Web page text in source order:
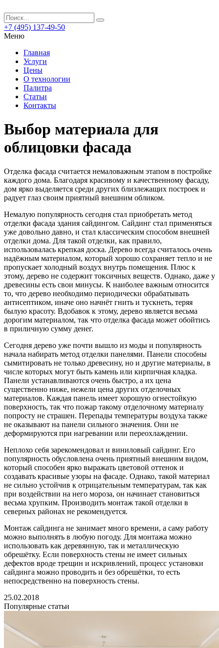
+7 (495) 137-49-50
Меню
Главная
Услуги
Цены
О технологии
Палитра
Статьи
Контакты
Выбор материала для
облицовки фасада
Отделка фасада считается немаловажным этапом в постройке
каждого дома. Благодаря красивому и качественному фасаду,
дом ярко выделяется среди других близлежащих построек и
радует глаз своим приятный внешним обликом.
Немалую популярность сегодня стал приобретать метод
отделки фасада здания сайдингом. Сайдинг стал применяться
уже довольно давно, и стал классическим способом внешней
отделки дома. Для такой отделки, как правило,
использовалась крепкая доска. Дерево всегда считалось очень
надёжным материалом, который хорошо сохраняет тепло и не
пропускает холодный воздух внутрь помещения. Плюс к
этому, дерево не содержит токсичных веществ. Однако, даже у
древесины есть свои минусы. К наиболее важным относится
то, что дерево необходимо периодически обрабатывать
антисептиком, иначе оно начнёт гнить и тускнеть, теряя
былую красоту. Вдобавок к этому, дерево является весьма
дорогим материалом, так что отделка фасада может обойтись
в приличную сумму денег.
Сегодня дерево уже почти вышло из моды и популярность
начала набирать метод отделки панелями. Панели способны
сымитировать не только древесину, но и другие материалы, в
числе которых могут быть камень или кирпичная кладка.
Панели устанавливаются очень быстро, а их цена
существенно ниже, нежели цена других отделочных
материалов. Каждая панель имеет хорошую огнестойкую
поверхность, так что пожар такому отделочному материалу
попросту не страшен. Перепады температуры воздуха также
не оказывают на панели сильного значения. Они не
деформируются при нагревании или переохлаждении.
Неплохо себя зарекомендовал и виниловый сайдинг. Его
популярность обусловлена очень приятный внешним видом,
который способен ярко выражать цветовой оттенок и
создавать красивые узоры на фасаде. Однако, такой материал
не сильно устойчив к отрицательным температурам, так как
при воздействии на него мороза, он начинает становиться
весьма хрупким. Производить монтаж такой отделки в
северных районах не рекомендуется.
Монтаж сайдинга не занимает много времени, а саму работу
можно выполнять в любую погоду. Для монтажа можно
использовать как деревянную, так и металлическую
обрешётку. Если поверхность стены не имеет сильных
дефектов вроде трещин и искривлений, процесс установки
сайдинга можно проводить и без обрешётки, то есть
непосредственно на поверхность стены.
25.02.2018
Популярные статьи